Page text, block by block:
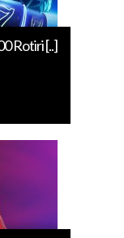
Rotiri [..]